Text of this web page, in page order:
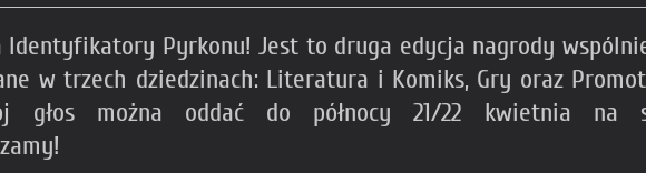
Identyfikatory Pyrkonu! Jest to druga edycja nagrody
w trzech dziedzinach: Literatura i Komiks, Gry oraz
głos można oddać do północy 21/22 kwietnia na